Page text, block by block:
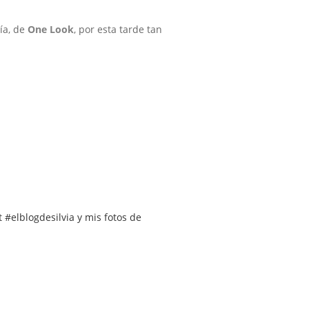
de One Look, por esta tarde tan
#elblogdesilvia y mis fotos de